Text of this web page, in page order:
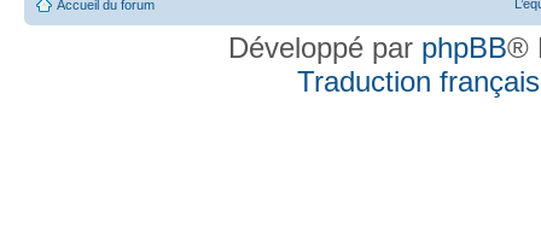
Accueil du forum
Développé par phpBB®
Traduction